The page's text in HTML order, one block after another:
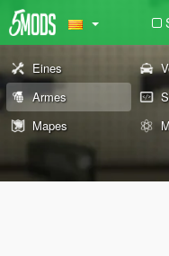
Eines
Armes
Mapes